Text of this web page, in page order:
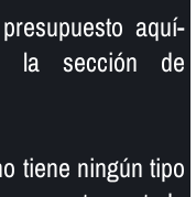
aquí­
la sección de
tiene ningún tipo